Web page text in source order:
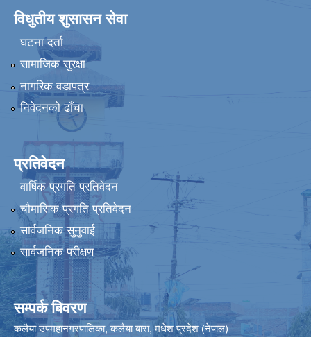
विधुतीय शुसासन सेवा
घटना दर्ता
सामाजिक सुरक्षा
नागरिक वडापत्र
निवेदनको ढाँचा
प्रतिवेदन
वार्षिक प्रगति प्रतिवेदन
चौमासिक प्रगति प्रतिवेदन
सार्वजनिक सुनुवाई
सार्वजनिक परीक्षण
सम्पर्क बिवरण
कलैया उपमहानगरपालिका, कलैया बारा, मधेश प्रदेश (नेपाल)